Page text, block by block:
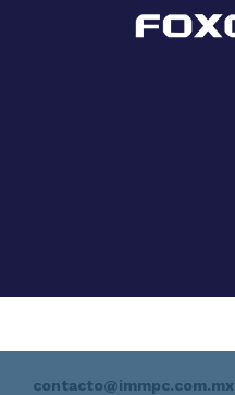
contacto@immpc.com.mx